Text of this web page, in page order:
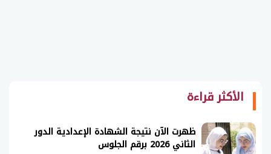
الأكثر قراءة
ظهرت الآن نتيجة الشهادة الإعدادية الدور
الثاني 2026 برقم الجلوس